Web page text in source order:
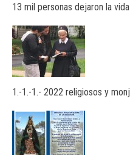
13 mil personas dejaron la
1.-1.-1.- 2022 religiosos y